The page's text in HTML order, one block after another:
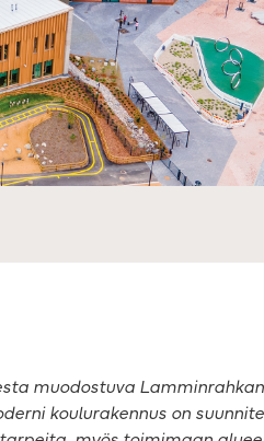
muodostuva
koulurakennus on